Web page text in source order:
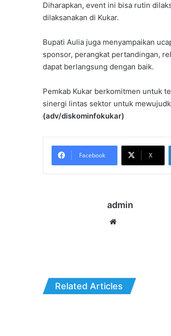
Diharapkan, event ini bisa rutin
dilaksanakan di Kukar.
Bupati Aulia juga menyampaikan
sponsor, perangkat pertandingan,
dapat berlangsung dengan baik.
Pemkab Kukar berkomitmen untuk
sinergi lintas sektor untuk
(adv/diskominfokukar)
Facebook X
admin
Related Articles